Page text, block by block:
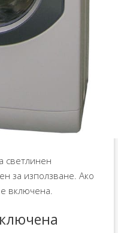
светлинен
за използване. Ако
включена.